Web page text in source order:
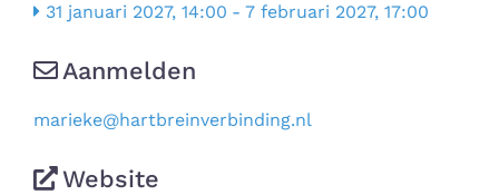
31 januari 2027, 14:00 - 7 februari 2027, 17:00
Aanmelden
marieke@hartbreinverbinding.nl
Website